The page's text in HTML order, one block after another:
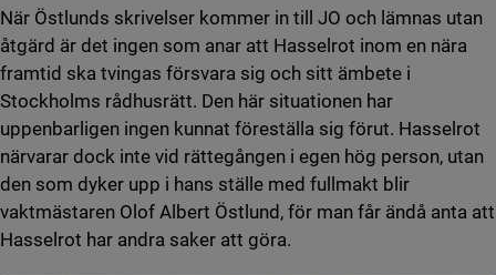
När Östlunds skrivelser kommer in till JO och lämnas utan
åtgärd är det ingen som anar att Hasselrot inom en nära
framtid ska tvingas försvara sig och sitt ämbete i
Stockholms rådhusrätt. Den här situationen har
uppenbarligen ingen kunnat föreställa sig förut. Hasselrot
närvarar dock inte vid rättegången i egen hög person, utan
den som dyker upp i hans ställe med fullmakt blir
vaktmästaren Olof Albert Östlund, för man får ändå anta att
Hasselrot har andra saker att göra.